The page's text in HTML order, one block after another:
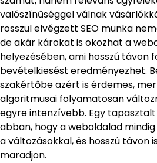
valószínűséggel válnak
rosszul elvégzett SEO munka
de akár károkat is okozhat a
helyezésében, ami hosszú távon
bevételkiesést eredményezhet.
szakértőbeazért is érdemes,
algoritmusai folyamatosan
egyre intenzívebb. Egy
abban, hogy a weboldalad
a változásokkal, és hosszú távon
maradjon.